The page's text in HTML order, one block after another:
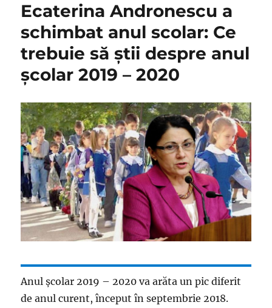
Ecaterina Andronescu a
schimbat anul scolar: Ce
trebuie să știi despre anul
școlar 2019 – 2020
Anul școlar 2019 – 2020 va arăta un pic diferit
de anul curent, început în septembrie 2018.